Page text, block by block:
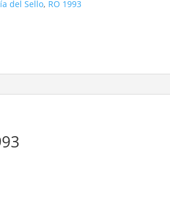
del Sello, RO 1993